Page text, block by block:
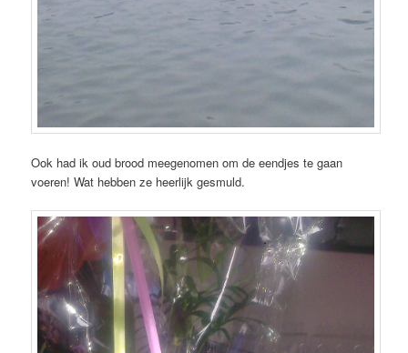
Ook had ik oud brood meegenomen om de eendjes te gaan
voeren! Wat hebben ze heerlijk gesmuld.